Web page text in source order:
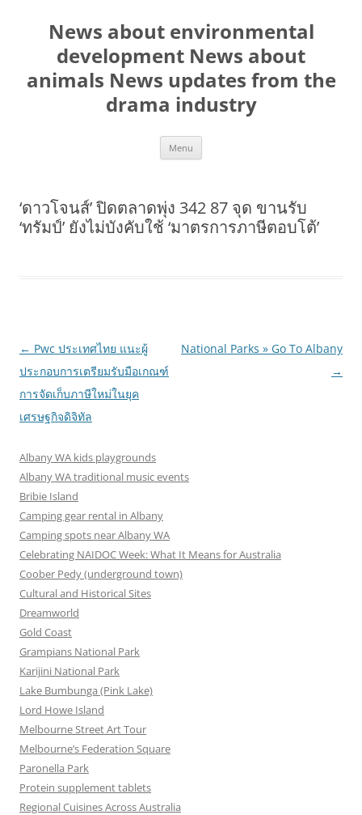
contentNews about environmental
development News about
animals News updates from the
drama industry
Menu
‘ดาวโจนส์’ ปิดตลาดพุ่ง 342 87 จุด ขานรับ
‘ทรัมป์’ ยังไม่บังคับใช้ ‘มาตรการภาษีตอบโต้’
Post
navigation
← Pwc ประเทศไทย แนะผู้
ประกอบการเตรียมรับมือเกณฑ์
การจัดเก็บภาษีใหม่ในยุค
เศรษฐกิจดิจิทัล
National Parks » Go To Albany
→
Albany WA kids playgrounds
Albany WA traditional music events
Bribie Island
Camping gear rental in Albany
Camping spots near Albany WA
Celebrating NAIDOC Week: What It Means for Australia
Coober Pedy (underground town)
Cultural and Historical Sites
Dreamworld
Gold Coast
Grampians National Park
Karijini National Park
Lake Bumbunga (Pink Lake)
Lord Howe Island
Melbourne Street Art Tour
Melbourne’s Federation Square
Paronella Park
Protein supplement tablets
Regional Cuisines Across Australia